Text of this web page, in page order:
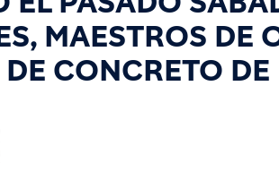
MAESTROS DE
CONCRETO DE